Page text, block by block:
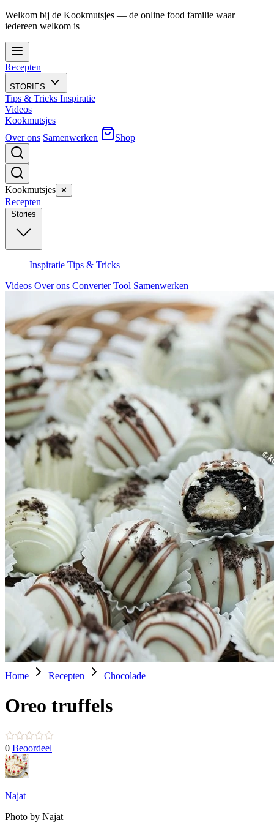
Welkom bij de Kookmutsjes — de online food familie waar
iedereen welkom is
Recepten
STORIES
Tips & Tricks Inspiratie
Videos
Kookmutsjes
Over ons Samenwerken Shop
Kookmutsjes ✕
Recepten
Inspiratie Tips & Tricks
Videos Over ons Converter Tool Samenwerken
Home Recepten Chocolade
Oreo truffels
0 Beoordeel
Najat
Photo by Najat